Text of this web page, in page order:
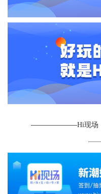
——————–Hi现场